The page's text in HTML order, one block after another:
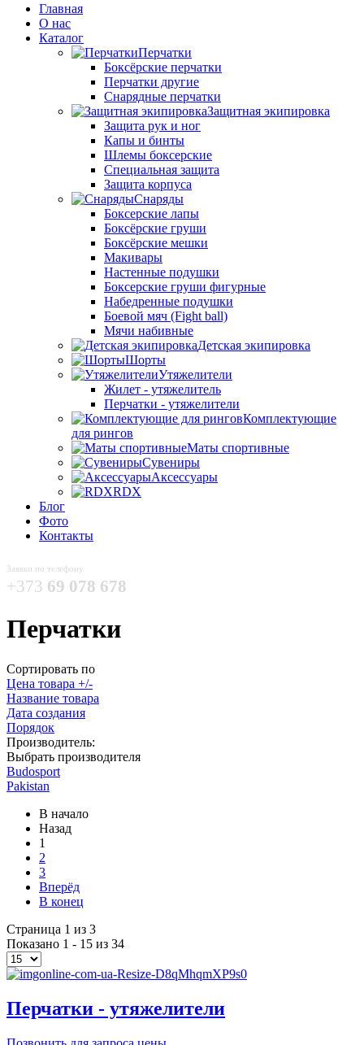
Главная
О нас
Каталог
Перчатки
Боксёрские перчатки
Перчатки другие
Снарядные перчатки
Защитная экипировка
Защита рук и ног
Капы и бинты
Шлемы боксерские
Специальная защита
Защита корпуса
Снаряды
Боксерские лапы
Боксёрские груши
Боксёрские мешки
Макивары
Настенные подушки
Боксерские груши фигурные
Набедренные подушки
Боевой мяч (Fight ball)
Мячи набивные
Детская экипировка
Шорты
Утяжелители
Жилет - утяжелитель
Перчатки - утяжелители
Комплектующие
для рингов
Маты спортивные
Сувениры
Аксессуары
RDX
Блог
Фото
Контакты
Заявки по телефону
+373 69 078 678
Перчатки
Сортировать по
Цена товара +/-
Название товара
Дата создания
Порядок
Производитель:
Выбрать производителя
Budosport
Pakistan
В начало
Назад
1
2
3
Вперёд
В конец
Страница 1 из 3
Показано 1 - 15 из 34
Перчатки - утяжелители